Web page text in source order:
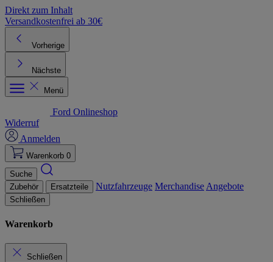
Direkt zum Inhalt
Versandkostenfrei ab 30€
Vorherige
Nächste
Menü
Ford Onlineshop
Widerruf
Anmelden
Warenkorb 0
Suche
Zubehör
Ersatzteile Nutzfahrzeuge Merchandise Angebote
Schließen
Warenkorb
Schließen